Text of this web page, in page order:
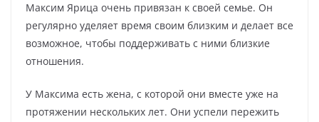
Максим Ярица очень привязан к своей семье. Он
регулярно уделяет время своим близким и делает все
возможное, чтобы поддерживать с ними близкие
отношения.
У Максима есть жена, с которой они вместе уже на
протяжении нескольких лет. Они успели пережить